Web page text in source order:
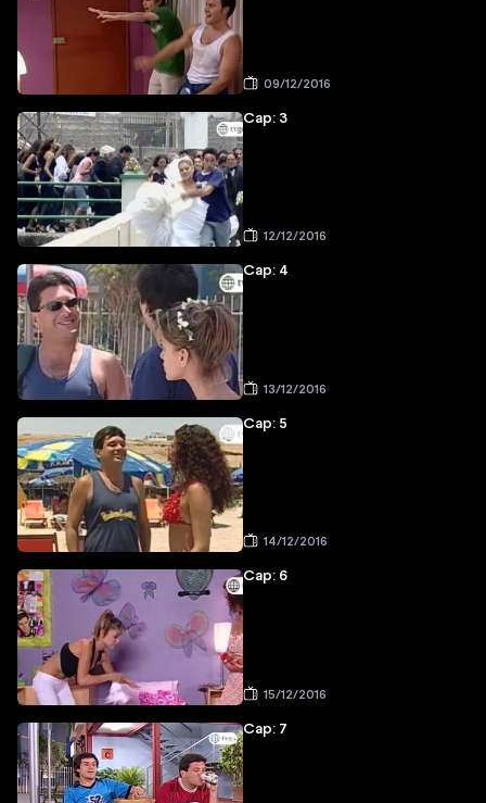
09/12/2016
Cap: 3
12/12/2016
Cap: 4
13/12/2016
Cap: 5
14/12/2016
Cap: 6
15/12/2016
Cap: 7